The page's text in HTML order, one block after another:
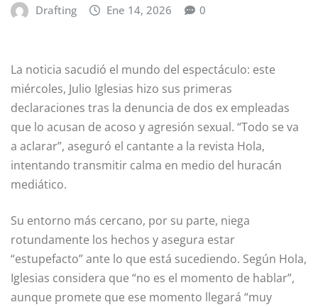
Drafting Ene 14, 2026 0
La noticia sacudió el mundo del espectáculo: este
miércoles, Julio Iglesias hizo sus primeras
declaraciones tras la denuncia de dos ex empleadas
que lo acusan de acoso y agresión sexual. “Todo se va
a aclarar”, aseguró el cantante a la revista Hola,
intentando transmitir calma en medio del huracán
mediático.
Su entorno más cercano, por su parte, niega
rotundamente los hechos y asegura estar
“estupefacto” ante lo que está sucediendo. Según Hola,
Iglesias considera que “no es el momento de hablar”,
aunque promete que ese momento llegará “muy